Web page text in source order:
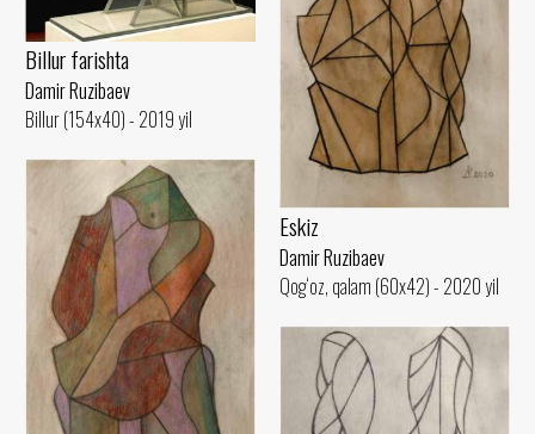
Billur farishta
Damir Ruzibaev
Billur (154x40) - 2019 yil
Eskiz
Damir Ruzibaev
Qog‘oz, qalam (60x42) - 2020 yil